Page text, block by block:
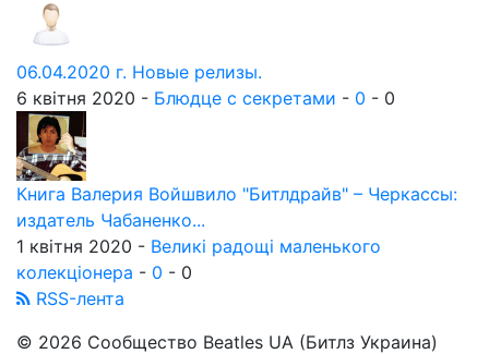
06.04.2020 г. Новые релизы.
6 квітня 2020 - Блюдце с секретами - 0 - 0
Книга Валерия Войшвило "Битлдрайв" – Черкассы:
издатель Чабаненко...
1 квітня 2020 - Великі радощі маленького
колекціонера - 0 - 0
RSS-лента
© 2026 Сообщество Beatles UA (Битлз Украина)